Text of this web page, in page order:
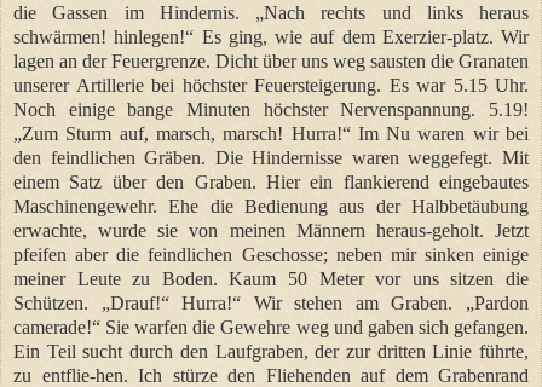
die Gassen im Hindernis. „Nach rechts und links heraus
schwärmen! hinlegen!“ Es ging, wie auf dem Exerzier-platz. Wir
lagen an der Feuergrenze. Dicht über uns weg sausten die Granaten
unserer Artillerie bei höchster Feuersteigerung. Es war 5.15 Uhr.
Noch einige bange Minuten höchster Nervenspannung. 5.19!
„Zum Sturm auf, marsch, marsch! Hurra!“ Im Nu waren wir bei
den feindlichen Gräben. Die Hindernisse waren weggefegt. Mit
einem Satz über den Graben. Hier ein flankierend eingebautes
Maschinengewehr. Ehe die Bedienung aus der Halbbetäubung
erwachte, wurde sie von meinen Männern heraus-geholt. Jetzt
pfeifen aber die feindlichen Geschosse; neben mir sinken einige
meiner Leute zu Boden. Kaum 50 Meter vor uns sitzen die
Schützen. „Drauf!“ Hurra!“ Wir stehen am Graben. „Pardon
camerade!“ Sie warfen die Gewehre weg und gaben sich gefangen.
Ein Teil sucht durch den Laufgraben, der zur dritten Linie führte,
zu entflie-hen. Ich stürze den Fliehenden auf dem Grabenrand